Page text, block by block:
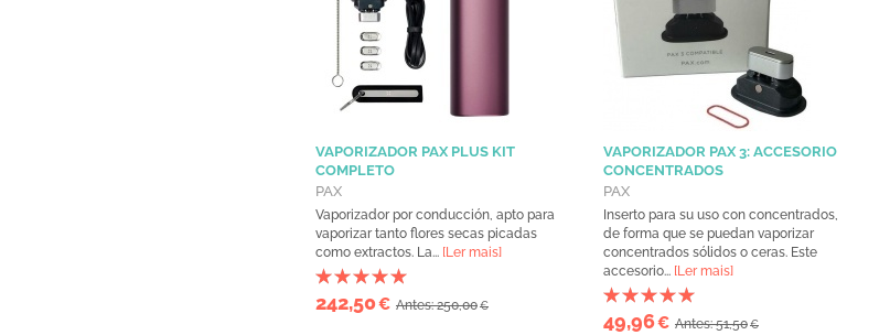
VAPORIZADOR PAX PLUS KIT
COMPLETO
PAX
Vaporizador por conducción, apto para
vaporizar tanto flores secas picadas
como extractos. La... [Ler mais]
242,50€ Antes: 250,00€
VAPORIZADOR PAX 3: ACCESORIO
CONCENTRADOS
PAX
Inserto para su uso con concentrados,
de forma que se puedan vaporizar
concentrados sólidos o ceras. Este
accesorio... [Ler mais]
49,96€ Antes: 51,50€